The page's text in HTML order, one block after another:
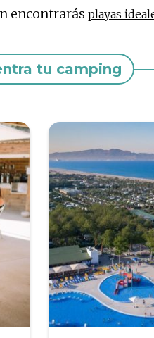
encontrarás playas
tu camping